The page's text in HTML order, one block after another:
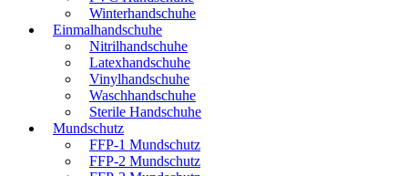
Winterhandschuhe
Einmalhandschuhe
Nitrilhandschuhe
Latexhandschuhe
Vinylhandschuhe
Waschhandschuhe
Sterile Handschuhe
Mundschutz
FFP-1 Mundschutz
FFP-2 Mundschutz